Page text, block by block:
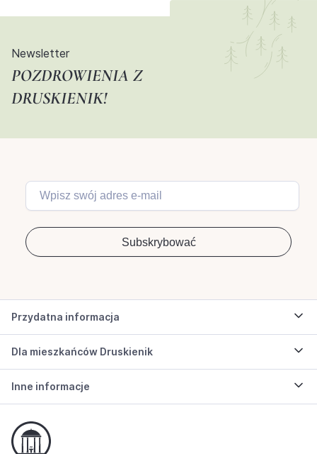
Newsletter
POZDROWIENIA Z
DRUSKIENIK!
Przydatna informacja
Dla mieszkańców Druskienik
Inne informacje